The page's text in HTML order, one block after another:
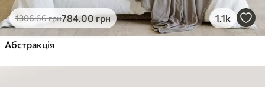
1306.66грн784.00грн 1.1k
Абстракція